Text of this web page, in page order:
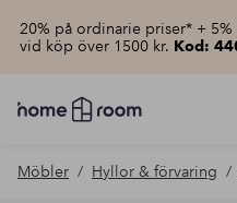
20% på ordinarie priser* +
vid köp över 1500 kr. Kod:
Homeroom
–
hemmet
Möbler Hyllor & förvaring